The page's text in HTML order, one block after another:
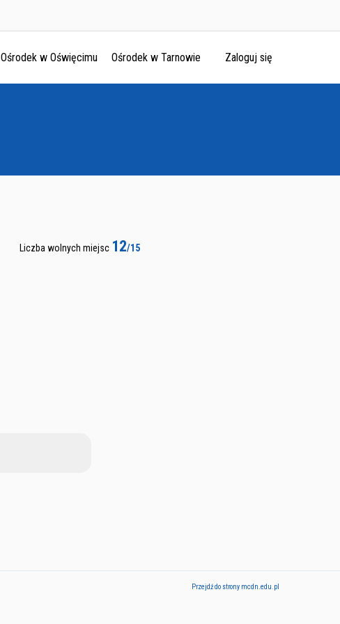
Ośrodek w Oświęcimu Ośrodek w Tarnowie Zaloguj się
Liczba wolnych miejsc 12/15
Przejdź do strony mcdn.edu.pl